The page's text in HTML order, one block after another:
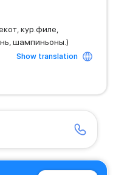
кур.филе,
шампиньоны.)
Show translation